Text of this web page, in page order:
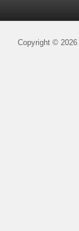
Copyright © 2026